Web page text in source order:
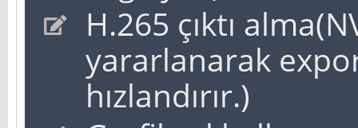
H.265 çıktı
yararlanarak
hızlandırır.)